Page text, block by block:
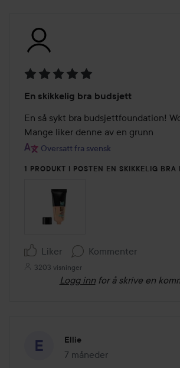
5
av
5
En skikkelig bra budsjett
En så sykt bra budsjettfoundation!
Mange liker denne av en grunn
Oversatt fra svensk
1 PRODUKT I POSTEN EN SKIKKELIG BRA
Liker Kommenter
3203 visninger
Logg inn for å skrive en
Ellie
7 måneder
Innlegget ble opprettet 7